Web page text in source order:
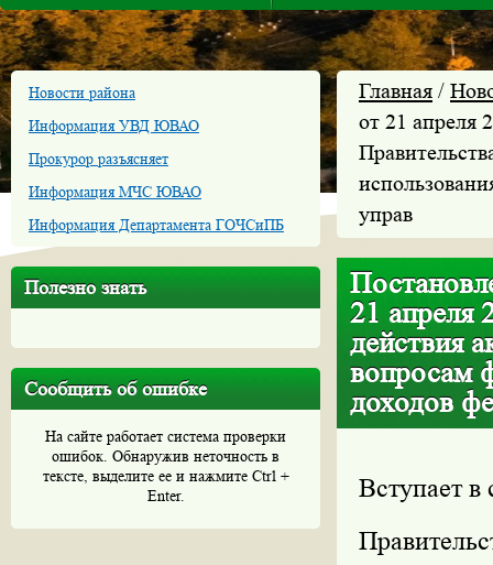
Новости района
Информация УВД ЮВАО
Прокурор разъясняет
Информация МЧС ЮВАО
Информация Департамента ГОЧСиПБ
Полезно знать
Сообщить об ошибке
На сайте работает система проверки
ошибок. Обнаружив неточность в
тексте, выделите ее и нажмите Ctrl +
Enter.
Главная /
от 21 апреля
управ
21 апреля
действия
вопросам
доходов
Вступает в